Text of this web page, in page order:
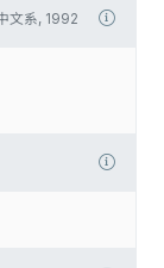
文系, 1992